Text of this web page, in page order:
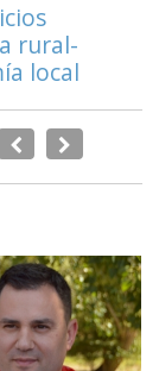
rural-
local